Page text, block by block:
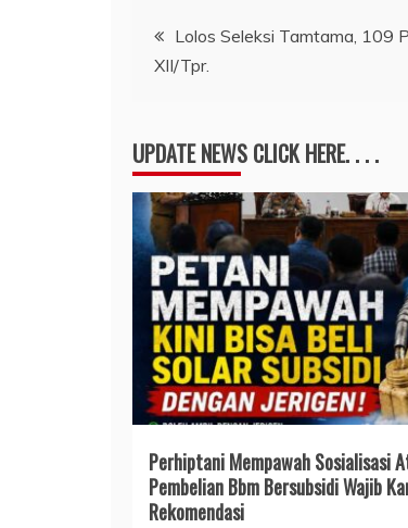
Navigasi
pos
Lolos Seleksi Tamtama, 109
XII/Tpr.
UPDATE NEWS CLICK HERE. . . .
Perhiptani Mempawah Sosialisasi
Pembelian Bbm Bersubsidi Wajib
Rekomendasi